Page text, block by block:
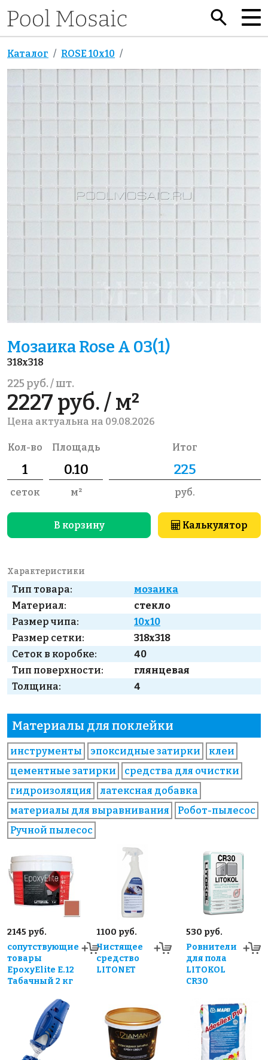
Каталог ROSE 10x10
Мозаика Rose A 03(1)
318x318
225 руб. / шт.
2227 руб. / м²
Цена актуальна на 09.08.2026
Кол-во
сеток
Площадь
м²
Итог
руб.
В корзину Калькулятор
Характеристики
Тип товара:
мозаика
Материал:
стекло
Размер чипа:
10x10
Размер сетки:
318x318
Сеток в коробке:
40
Тип поверхности:
глянцевая
Толщина:
4
Материалы для поклейки
инструменты эпоксидные затирки
клеи
цементные затирки
средства для очистки
гидроизоляция
латексная добавка
материалы для выравнивания
Робот-пылесос
Ручной пылесос
2145 руб.
сопутствующие
товары
EpoxyElite E.12
Табачный 2 кг
1100 руб.
Чистящее
средство
LITONET
530 руб.
Ровнители
для пола
LITOKOL
CR30